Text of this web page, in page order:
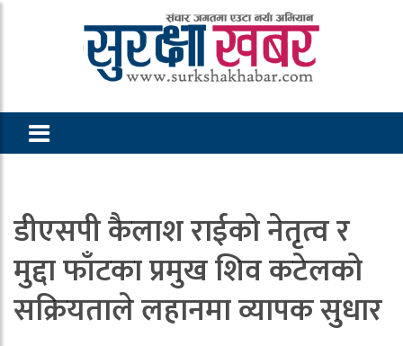
डीएसपी कैलाश राईको नेतृत्व र
मुद्दा फाँटका प्रमुख शिव कटेलको
सक्रियताले लहानमा व्यापक सुधार